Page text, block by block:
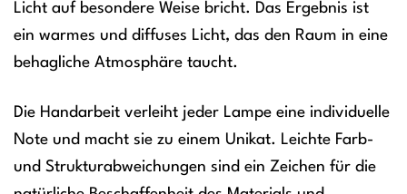
Licht auf besondere Weise bricht. Das Ergebnis ist
ein warmes und diffuses Licht, das den Raum in eine
behagliche Atmosphäre taucht.
Die Handarbeit verleiht jeder Lampe eine individuelle
Note und macht sie zu einem Unikat. Leichte Farb-
und Strukturabweichungen sind ein Zeichen für die